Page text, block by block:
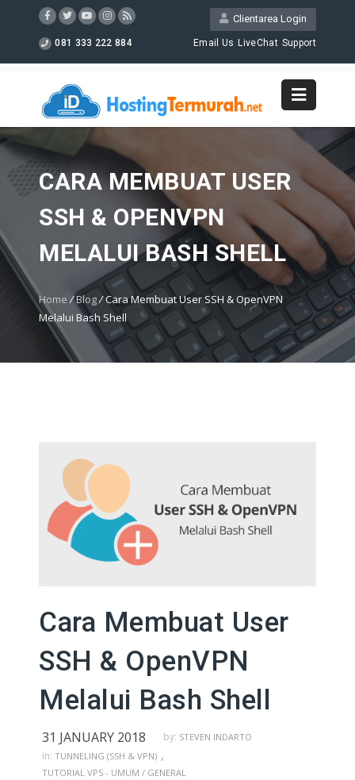
Clientarea Login
081 333 222 884 Email Us LiveChat Support
CARA MEMBUAT USER
SSH & OPENVPN
MELALUI BASH SHELL
Home /Blog/Cara Membuat User SSH & OpenVPN
Melalui Bash Shell
Cara Membuat User
SSH & OpenVPN
Melalui Bash Shell
31 JANUARY 2018 by: STEVEN INDARTO
in: TUNNELING (SSH & VPN) ,
TUTORIAL VPS - UMUM / GENERAL